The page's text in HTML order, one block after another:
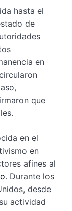
hasta el
de
en
que
en el
en
afines al
. Durante los
desde
actividad